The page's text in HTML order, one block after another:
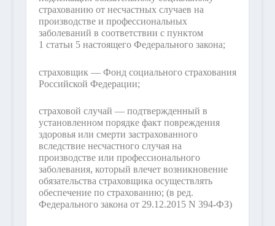
страхованию от несчастных случаев на
производстве и профессиональных
заболеваний в соответствии с пунктом
1 статьи 5 настоящего Федерального закона;
страховщик — Фонд социального страхования
Российской Федерации;
страховой случай — подтвержденный в
установленном порядке факт повреждения
здоровья или смерти застрахованного
вследствие несчастного случая на
производстве или профессионального
заболевания, который влечет возникновение
обязательства страховщика осуществлять
обеспечение по страхованию; (в ред.
Федерального закона от 29.12.2015 N 394-ФЗ)